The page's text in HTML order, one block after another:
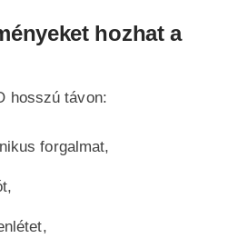
hozhat a
hosszú távon:
forgalmat,